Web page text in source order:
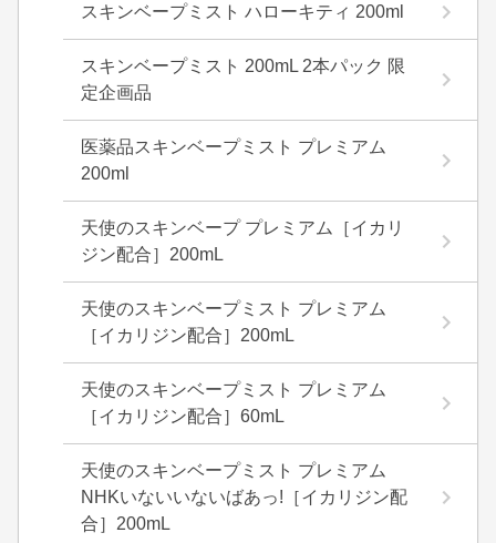
スキンベープミスト ハローキティ 200ml
スキンベープミスト 200mL 2本パック 限
定企画品
医薬品スキンベープミスト プレミアム
200ml
天使のスキンベープ プレミアム［イカリ
ジン配合］200mL
天使のスキンベープミスト プレミアム
［イカリジン配合］200mL
天使のスキンベープミスト プレミアム
［イカリジン配合］60mL
天使のスキンベープミスト プレミアム
NHKいないいないばあっ!［イカリジン配
合］200mL